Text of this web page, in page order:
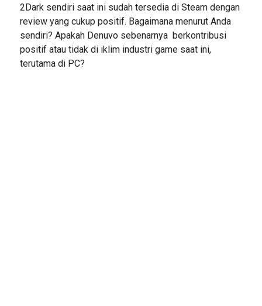
2Dark sendiri saat ini sudah tersedia di Steam dengan
review yang cukup positif. Bagaimana menurut Anda
sendiri? Apakah Denuvo sebenarnya berkontribusi
positif atau tidak di iklim industri game saat ini,
terutama di PC?